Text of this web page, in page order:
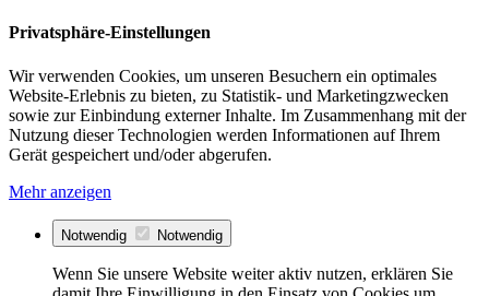
Privatsphäre-Einstellungen
Wir verwenden Cookies, um unseren Besuchern ein optimales
Website-Erlebnis zu bieten, zu Statistik- und Marketingzwecken
sowie zur Einbindung externer Inhalte. Im Zusammenhang mit der
Nutzung dieser Technologien werden Informationen auf Ihrem
Gerät gespeichert und/oder abgerufen.
Mehr anzeigen
Notwendig Notwendig
Wenn Sie unsere Website weiter aktiv nutzen, erklären Sie